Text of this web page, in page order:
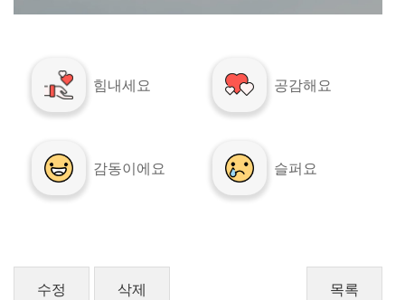
힘내세요 공감해요
감동이에요 슬퍼요
수정 삭제 목록